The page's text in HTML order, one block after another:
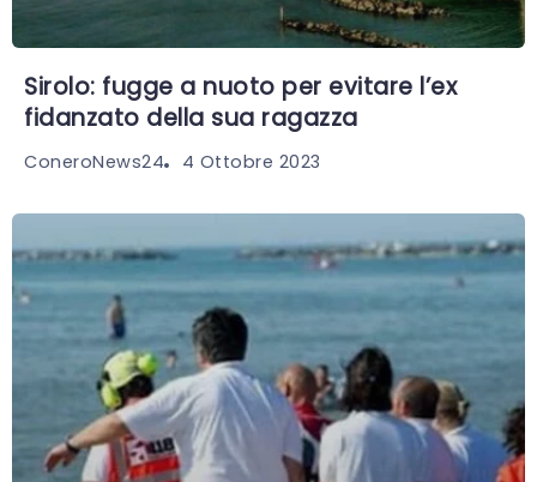
Sirolo: fugge a nuoto per evitare l’ex
fidanzato della sua ragazza
ConeroNews24 4 Ottobre 2023